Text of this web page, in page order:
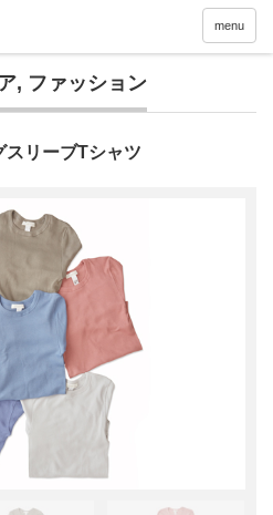
menu
, ファッション
リーブTシャツ